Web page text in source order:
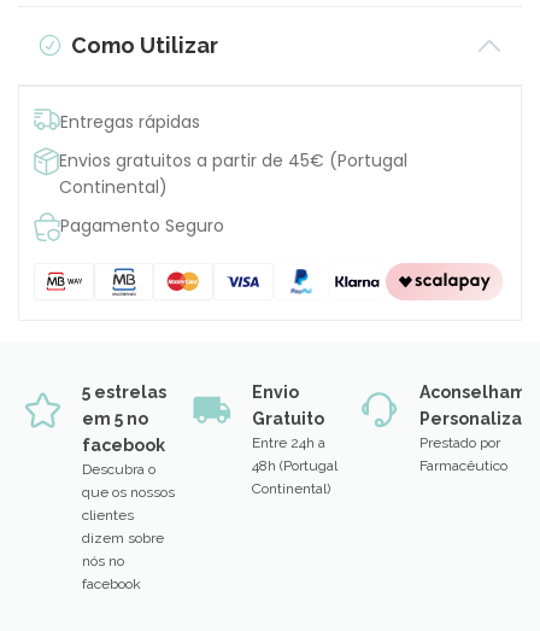
Como Utilizar
Entregas rápidas
Envios gratuitos a partir de 45€ (Portugal
Continental)
Pagamento Seguro
5 estrelas
em 5 no
facebook
Descubra o
que os nossos
clientes
dizem sobre
nós no
facebook
Envio
Gratuito
Entre 24h a
48h (Portugal
Continental)
Prestado por
Farmacêutico